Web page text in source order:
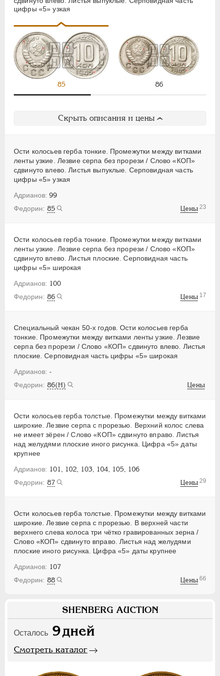
цифры «5» узкая
85 86
Скрыть описания и цены
Ости колосьев герба тонкие. Промежутки между витками
ленты узкие. Лезвие серпа без прорези / Слово «КОП»
сдвинуто влево. Листья выпуклые. Серповидная часть
цифры «5» узкая
99
85
Цены 23
Ости колосьев герба тонкие. Промежутки между витками
ленты узкие. Лезвие серпа без прорези / Слово «КОП»
сдвинуто влево. Листья плоские. Серповидная часть
цифры «5» широкая
100
86
Цены 17
Специальный чекан 50-х годов. Ости колосьев герба
тонкие. Промежутки между витками ленты узкие. Лезвие
серпа без прорези / Слово «КОП» сдвинуто влево. Листья
плоские. Серповидная часть цифры «5» широкая
-
86(Н)
Цены
Ости колосьев герба толстые. Промежутки между витками
широкие. Лезвие серпа с прорезью. Верхний колос слева
не имеет зёрен / Слово «КОП» сдвинуто вправо. Листья
над желудями плоские иного рисунка. Цифра «5» даты
крупнее
101, 102, 103, 104, 105, 106
87
Цены 29
Ости колосьев герба толстые. Промежутки между витками
широкие. Лезвие серпа с прорезью. В верхней части
верхнего слева колоса три чётко гравированных зерна /
Слово «КОП» сдвинуто вправо. Листья над желудями
плоские иного рисунка. Цифра «5» даты крупнее
107
88
Цены 66
SHENBERG AUCTION
Осталось 9дней
Смотреть каталог